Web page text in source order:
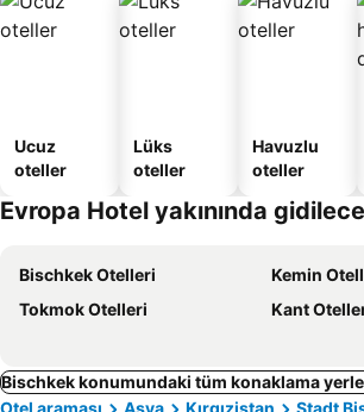
Ucuz
oteller
Lüks
oteller
Havuzlu
oteller
Evropa Hotel yakınında
Bischkek Otelleri
Kemin
Tokmok Otelleri
Kant
Bischkek konumundaki tüm konaklama
Otel araması
Asya Kırgızistan Stadt